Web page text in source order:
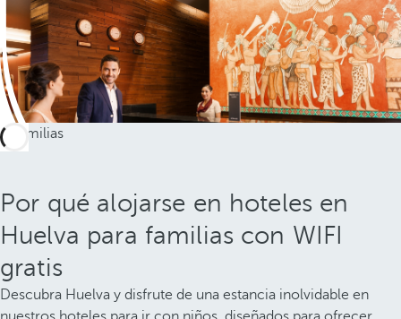
Por qué alojarse en hoteles en
Huelva para familias con WIFI
gratis
Descubra Huelva y disfrute de una estancia inolvidable en